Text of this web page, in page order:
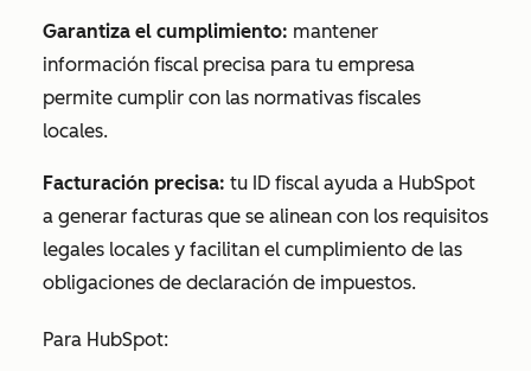
Garantiza el cumplimiento: mantener
información fiscal precisa para tu empresa
permite cumplir con las normativas fiscales
locales.
Facturación precisa: tu ID fiscal ayuda a HubSpot
a generar facturas que se alinean con los requisitos
legales locales y facilitan el cumplimiento de las
obligaciones de declaración de impuestos.
Para HubSpot: